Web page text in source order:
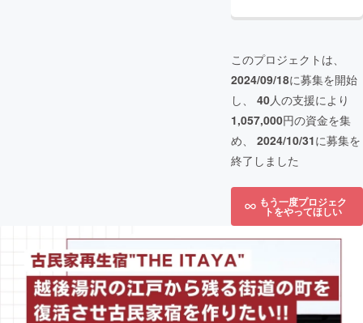
このプロジェクトは、
2024/09/18に募集を開始
し、 40人の支援により
1,057,000円の資金を集
め、 2024/10/31に募集を
終了しました
もう一度プロジェク
トをやってほしい